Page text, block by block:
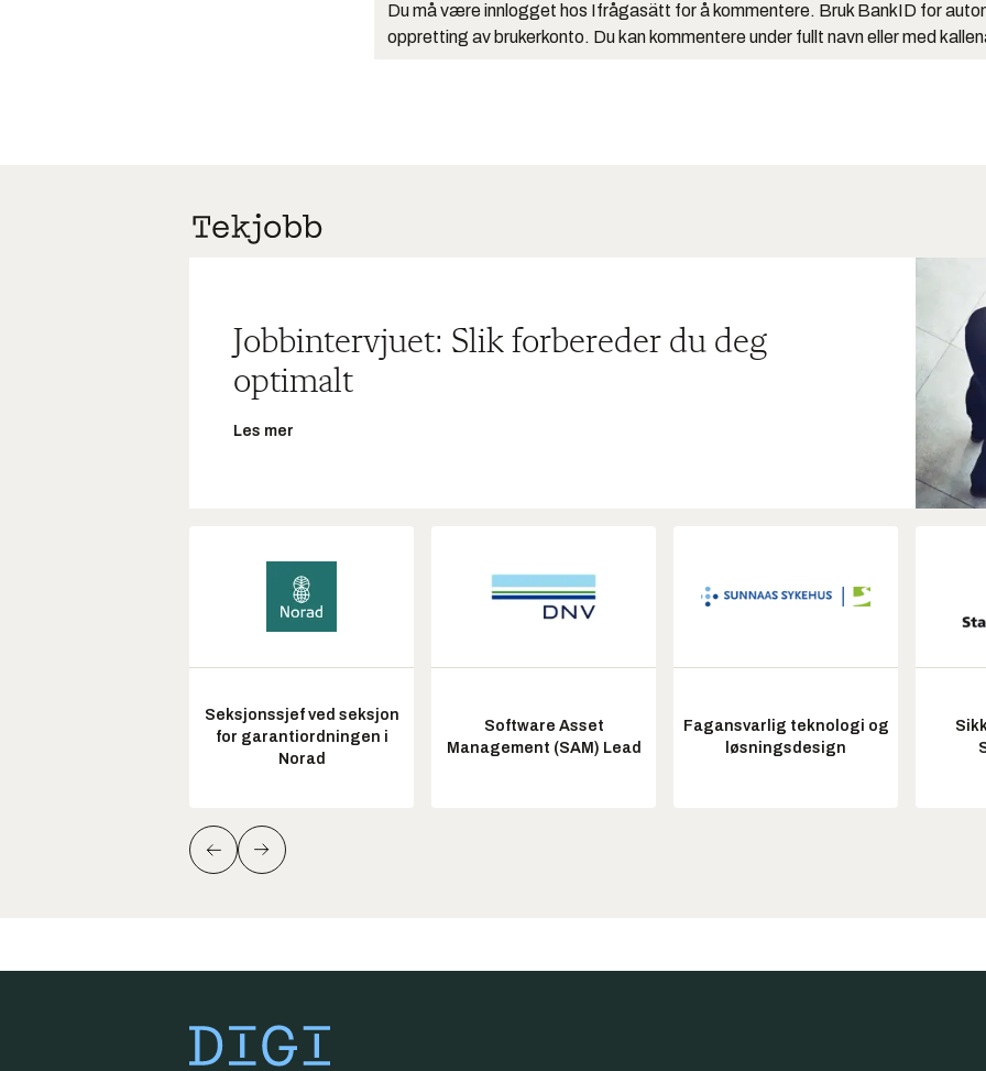
Du må være innlogget hos Ifrågasätt for å kommentere. Bruk BankID for
oppretting av brukerkonto. Du kan kommentere under fullt navn eller med
Jobbintervjuet: Slik forbereder du deg
optimalt
Les mer
Seksjonssjef ved seksjon
for garantiordningen i
Norad
Software Asset
Management (SAM) Lead
Fagansvarlig teknologi og
løsningsdesign